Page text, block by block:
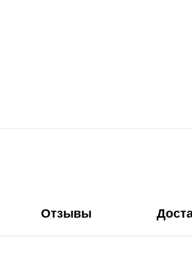
Отзывы